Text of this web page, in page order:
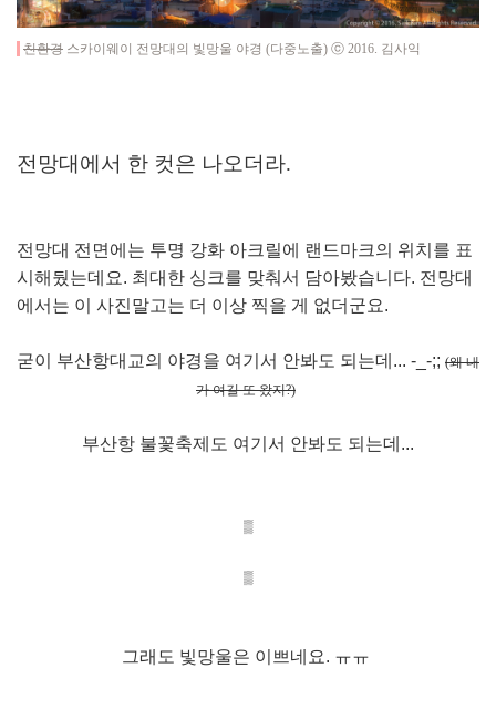
친환경 스카이웨이 전망대의 빛망울 야경 (다중노출) ⓒ 2016. 김사익
전망대에서 한 컷은 나오더라.
전망대 전면에는 투명 강화 아크릴에 랜드마크의 위치를 표
시해뒀는데요. 최대한 싱크를 맞춰서 담아봤습니다. 전망대
에서는 이 사진말고는 더 이상 찍을 게 없더군요.
굳이 부산항대교의 야경을 여기서 안봐도 되는데... -_-;; (왜 내
가 여길 또 왔지?)
부산항 불꽃축제도 여기서 안봐도 되는데...
▒
▒
그래도 빛망울은 이쁘네요. ㅠㅠ